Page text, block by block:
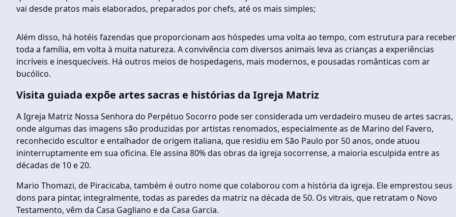
vai desde pratos mais elaborados, preparados por chefs, até os mais simples;
Além disso, há hotéis fazendas que proporcionam aos hóspedes uma volta ao tempo, com estrutura para receber
toda a família, em volta à muita natureza. A convivência com diversos animais leva as crianças a experiências
incríveis e inesquecíveis. Há outros meios de hospedagens, mais modernos, e pousadas românticas com ar
bucólico.
Visita guiada expõe artes sacras e histórias da Igreja Matriz
A Igreja Matriz Nossa Senhora do Perpétuo Socorro pode ser considerada um verdadeiro museu de artes sacras,
onde algumas das imagens são produzidas por artistas renomados, especialmente as de Marino del Favero,
reconhecido escultor e entalhador de origem italiana, que residiu em São Paulo por 50 anos, onde atuou
ininterruptamente em sua oficina. Ele assina 80% das obras da igreja socorrense, a maioria esculpida entre as
décadas de 10 e 20.
Mario Thomazi, de Piracicaba, também é outro nome que colaborou com a história da igreja. Ele emprestou seus
dons para pintar, integralmente, todas as paredes da matriz na década de 50. Os vitrais, que retratam o Novo
Testamento, vêm da Casa Gagliano e da Casa Garcia.